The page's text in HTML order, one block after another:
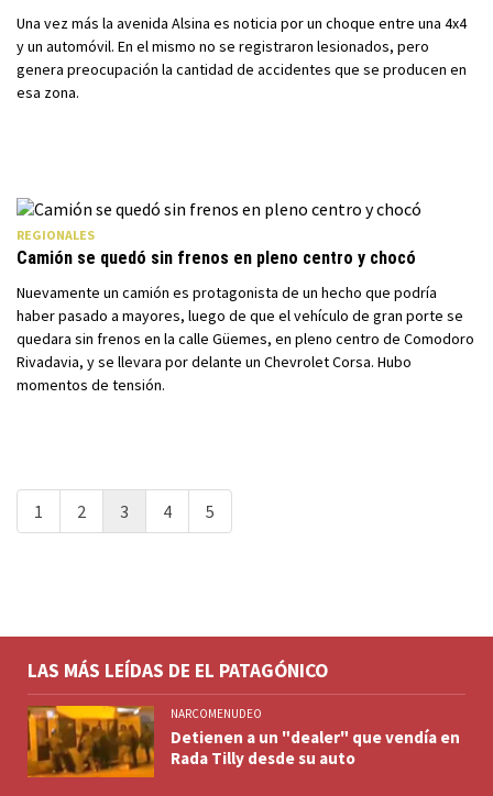
Una vez más la avenida Alsina es noticia por un choque entre una 4x4
y un automóvil. En el mismo no se registraron lesionados, pero
genera preocupación la cantidad de accidentes que se producen en
esa zona.
REGIONALES
Camión se quedó sin frenos en pleno centro y chocó
Nuevamente un camión es protagonista de un hecho que podría
haber pasado a mayores, luego de que el vehículo de gran porte se
quedara sin frenos en la calle Güemes, en pleno centro de Comodoro
Rivadavia, y se llevara por delante un Chevrolet Corsa. Hubo
momentos de tensión.
1 2 3 4 5
LAS MÁS LEÍDAS DE EL PATAGÓNICO
NARCOMENUDEO
Detienen a un "dealer" que vendía en
Rada Tilly desde su auto